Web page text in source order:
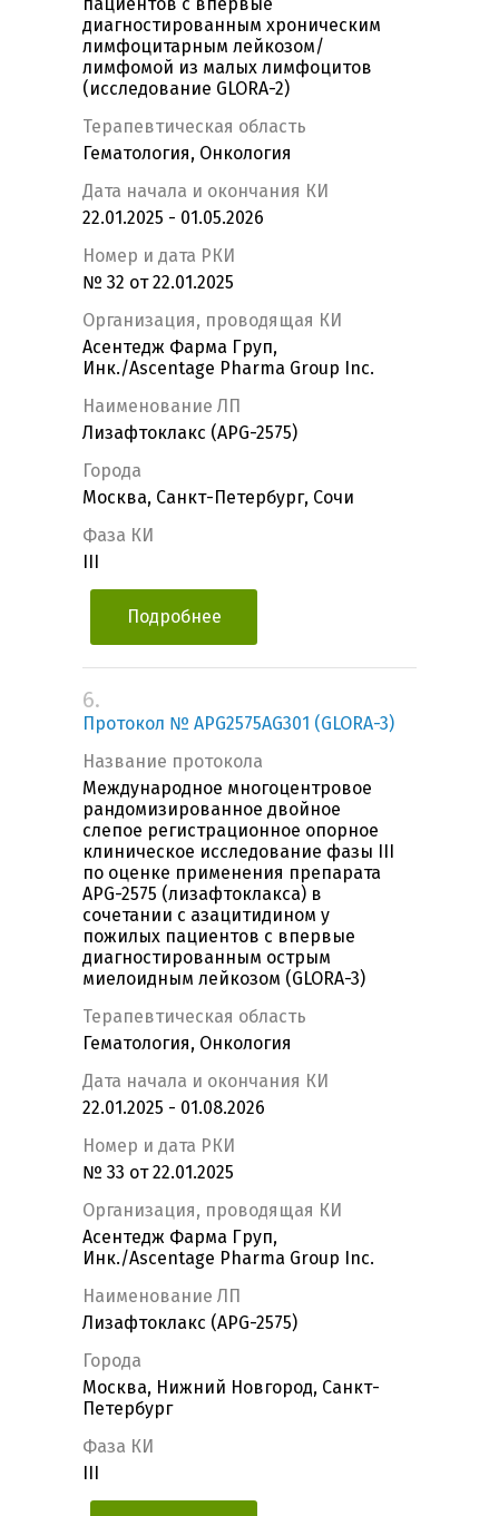
пациентов с впервые
диагностированным хроническим
лимфоцитарным лейкозом/
лимфомой из малых лимфоцитов
(исследование GLORA-2)
Терапевтическая область
Гематология, Онкология
Дата начала и окончания КИ
22.01.2025 - 01.05.2026
Номер и дата РКИ
№ 32 от 22.01.2025
Организация, проводящая КИ
Асентедж Фарма Груп,
Инк./Ascentage Pharma Group Inc.
Наименование ЛП
Лизафтоклакс (APG-2575)
Города
Москва, Санкт-Петербург, Сочи
Фаза КИ
Подробнее
6.
Протокол № APG2575AG301 (GLORA-3)
Название протокола
Международное многоцентровое
рандомизированное двойное
слепое регистрационное опорное
клиническое исследование фазы III
по оценке применения препарата
APG-2575 (лизафтоклакса) в
сочетании с азацитидином у
пожилых пациентов с впервые
диагностированным острым
миелоидным лейкозом (GLORA-3)
Терапевтическая область
Гематология, Онкология
Дата начала и окончания КИ
22.01.2025 - 01.08.2026
Номер и дата РКИ
№ 33 от 22.01.2025
Организация, проводящая КИ
Асентедж Фарма Груп,
Инк./Ascentage Pharma Group Inc.
Наименование ЛП
Лизафтоклакс (APG-2575)
Города
Москва, Нижний Новгород, Санкт-
Петербург
Фаза КИ